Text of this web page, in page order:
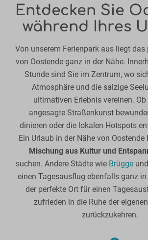
Entdecken Sie
während Ihres
Von unserem Ferienpark aus liegt das
von Oostende ganz in der Nähe.
Stunde sind Sie im Zentrum, wo
Atmosphäre und die salzige
ultimativen Erlebnis vereinen.
angesagte Straßenkunst
dinieren oder die lokalen Hotspots
Ein Urlaub in der Nähe von Oostende
Mischung aus Kultur und
suchen. Andere Städte wie Brüggeund
einen Tagesausflug ebenfalls ganz in
der perfekte Ort für einen
zufrieden in die Ruhe der
zurückzukehren.